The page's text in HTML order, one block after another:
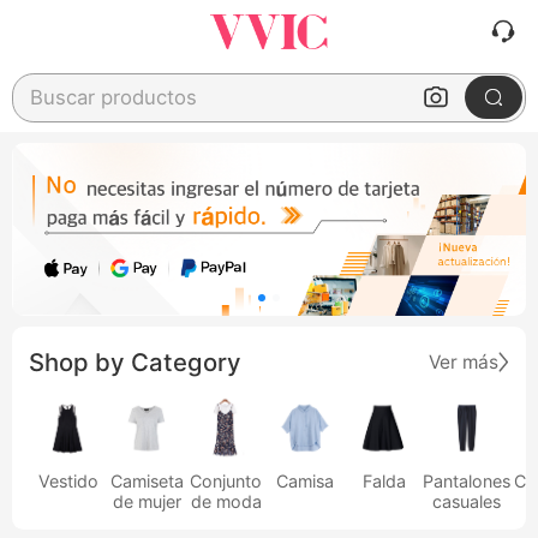
Buscar productos
Shop by Category Ver más
Vestido
Camiseta
de mujer
Conjunto
de moda
Camisa Falda
Pantalones
casuales